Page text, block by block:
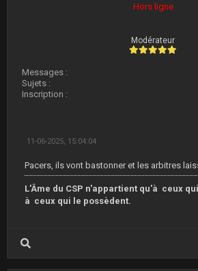
Hors ligne
Modérateur
Messages :
Sujets :
Inscription :
11-06-2025, 15:04:04
Pacers, ils vont bastonner et les arbitres
L'Âme du CSP n'appartient qu'à ceux
à ceux qui le possèdent.